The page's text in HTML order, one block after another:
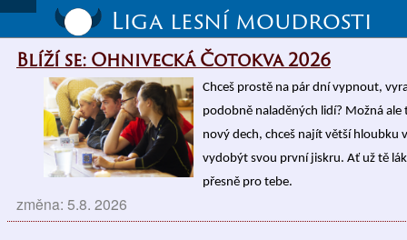
Liga lesní moudrosti
Blíží se: Ohnivecká Čotokva 2026
Chceš prostě na pár dní vypnout,
podobně naladěných lidí? Možná
nový dech, chceš najít větší hloubku
vydobýt svou první jiskru. Ať už tě
přesně pro tebe.
změna: 5.8. 2026